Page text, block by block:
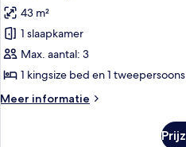
met
slaapbank
voor
Suite,
1
slaapkamer
laden
43 m²
1 slaapkamer
Max. aantal: 3
1 kingsize bed en 1
Meer informatie
Meer